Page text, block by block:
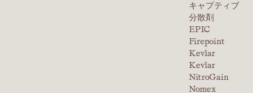
キャプティブ
分散剤
EPIC
Firepoint
Kevlar
Kevlar
NitroGain
Nomex